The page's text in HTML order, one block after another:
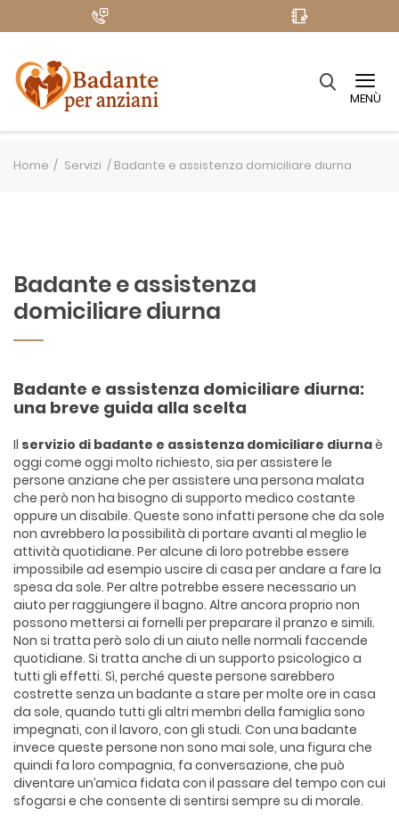
MENÙ
Home Servizi / Badante e assistenza domiciliare diurna
Badante e assistenza
domiciliare diurna
Badante e assistenza domiciliare diurna:
una breve guida alla scelta
Il servizio di badante e assistenza domiciliare diurnaè
oggi come oggi molto richiesto, sia per assistere le
persone anziane che per assistere una persona malata
che però non ha bisogno di supporto medico costante
oppure un disabile. Queste sono infatti persone che da sole
non avrebbero la possibilità di portare avanti al meglio le
attività quotidiane. Per alcune di loro potrebbe essere
impossibile ad esempio uscire di casa per andare a fare la
spesa da sole. Per altre potrebbe essere necessario un
aiuto per raggiungere il bagno. Altre ancora proprio non
possono mettersi ai fornelli per preparare il pranzo e simili.
Non si tratta però solo di un aiuto nelle normali faccende
quotidiane. Si tratta anche di un supporto psicologico a
tutti gli effetti. Sì, perché queste persone sarebbero
costrette senza un badante a stare per molte ore in casa
da sole, quando tutti gli altri membri della famiglia sono
impegnati, con il lavoro, con gli studi. Con una badante
invece queste persone non sono mai sole, una figura che
quindi fa loro compagnia, fa conversazione, che può
diventare un’amica fidata con il passare del tempo con cui
sfogarsi e che consente di sentirsi sempre su di morale.